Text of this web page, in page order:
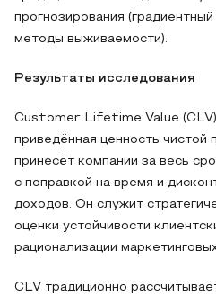
прогнозирования
методы выживаемости).
Результаты исследования
Customer Lifetime Value
приведённая ценность чистой
принесёт компании за весь
с поправкой на время и
доходов. Он служит
оценки устойчивости
рационализации
CLV традиционно